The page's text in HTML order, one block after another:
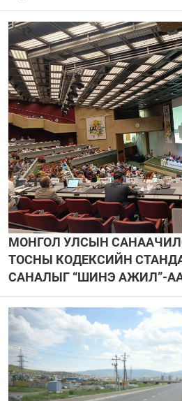
МОНГОЛ УЛСЫН
ТОСНЫ КОДЕКСИЙН
САНАЛЫГ “ШИНЭ АЖИЛ”-